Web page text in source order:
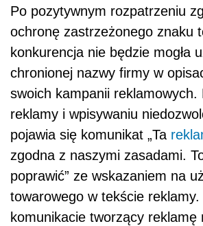
Po pozytywnym rozpatrzeniu
ochronę zastrzeżonego znaku
konkurencja nie będzie mogła
chronionej nazwy firmy w
swoich kampanii reklamowych.
reklamy i wpisywaniu
pojawia się komunikat „Ta
zgodna z naszymi zasadami.
poprawić” ze wskazaniem na
towarowego w tekście
komunikacie tworzący reklamę